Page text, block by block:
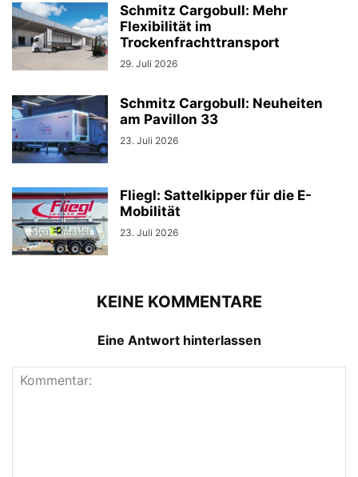
Schmitz Cargobull: Mehr
Flexibilität im
Trockenfrachttransport
29. Juli 2026
Schmitz Cargobull: Neuheiten
am Pavillon 33
23. Juli 2026
Fliegl: Sattelkipper für die E-
Mobilität
23. Juli 2026
KEINE KOMMENTARE
Eine Antwort hinterlassen